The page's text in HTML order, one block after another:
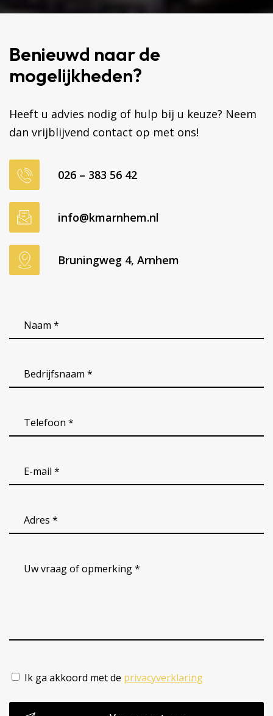
Benieuwd naar de
mogelijkheden?
Heeft u advies nodig of hulp bij u keuze? Neem
dan vrijblijvend contact op met ons!
026 – 383 56 42
info@kmarnhem.nl
Bruningweg 4, Arnhem
Naam
*
Bedrijfsnaam(Vereist)
Telefoon
*
email(Vereist)
Adres(Vereist)
*
Ik ga akkoord met de privacyverklaring